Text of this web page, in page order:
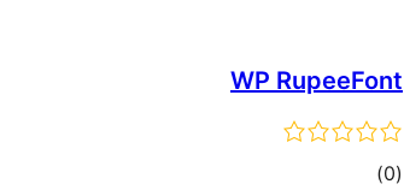
WP RupeeFont
(0 مجموع)